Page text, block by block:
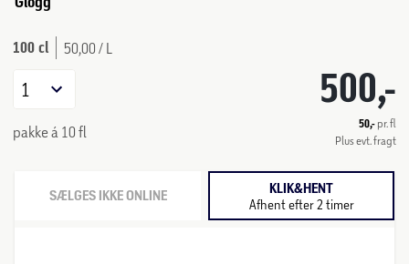
100 cl 50,00 / L
500,-
50,- pr. fl
Plus evt. fragt
1
pakke á 10 fl
SÆLGES IKKE ONLINE KLIK&HENT
Afhent efter 2 timer